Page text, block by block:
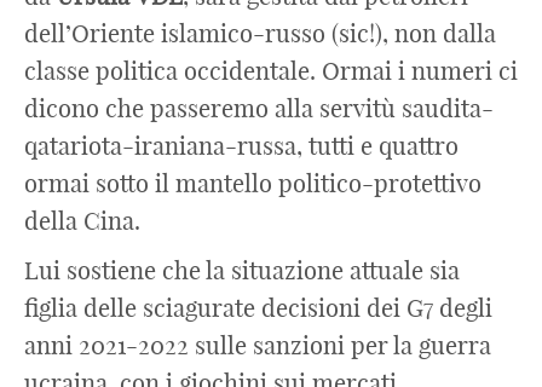
dell’Oriente islamico-russo (sic!), non dalla
classe politica occidentale. Ormai i numeri ci
dicono che passeremo alla servitù saudita-
qatariota-iraniana-russa, tutti e quattro
ormai sotto il mantello politico-protettivo
della Cina.
Lui sostiene che la situazione attuale sia
figlia delle sciagurate decisioni dei G7 degli
anni 2021-2022 sulle sanzioni per la guerra